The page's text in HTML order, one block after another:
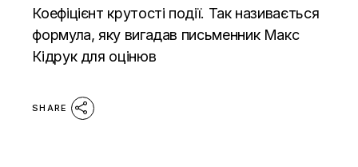
Коефіцієнт крутості події. Так називається
формула, яку вигадав письменник Макс
Кідрук для оцінюв
SHARE